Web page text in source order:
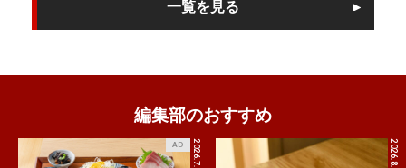
一覧を見る
編集部のおすすめ
2026.7.27
AD 2026.8.8